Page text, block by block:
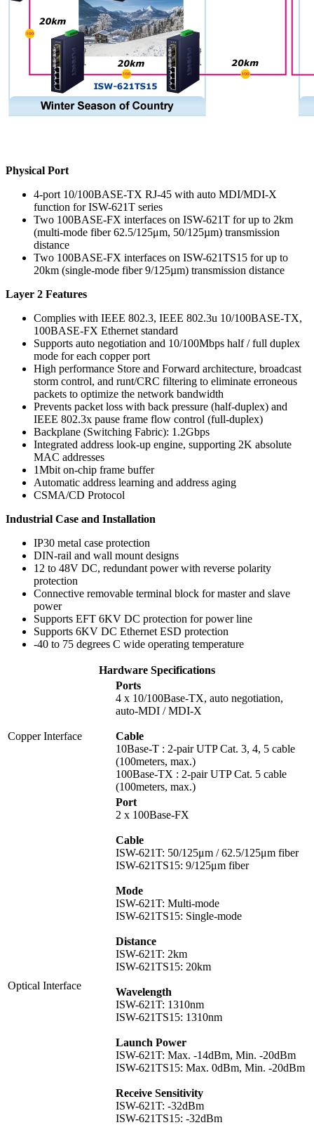
Physical Port
4-port 10/100BASE-TX RJ-45 with auto MDI/MDI-X
function for ISW-621T series
Two 100BASE-FX interfaces on ISW-621T for up to 2km
(multi-mode fiber 62.5/125μm, 50/125µm) transmission
distance
Two 100BASE-FX interfaces on ISW-621TS15 for up to
20km (single-mode fiber 9/125µm) transmission distance
Layer 2 Features
Complies with IEEE 802.3, IEEE 802.3u 10/100BASE-TX,
100BASE-FX Ethernet standard
Supports auto negotiation and 10/100Mbps half / full duplex
mode for each copper port
High performance Store and Forward architecture, broadcast
storm control, and runt/CRC filtering to eliminate erroneous
packets to optimize the network bandwidth
Prevents packet loss with back pressure (half-duplex) and
IEEE 802.3x pause frame flow control (full-duplex)
Backplane (Switching Fabric): 1.2Gbps
Integrated address look-up engine, supporting 2K absolute
MAC addresses
1Mbit on-chip frame buffer
Automatic address learning and address aging
CSMA/CD Protocol
Industrial Case and Installation
IP30 metal case protection
DIN-rail and wall mount designs
12 to 48V DC, redundant power with reverse polarity
protection
Connective removable terminal block for master and slave
power
Supports EFT 6KV DC protection for power line
Supports 6KV DC Ethernet ESD protection
-40 to 75 degrees C wide operating temperature
Hardware Specifications
Copper Interface
Ports
4 x 10/100Base-TX, auto negotiation,
auto-MDI / MDI-X
Cable
10Base-T : 2-pair UTP Cat. 3, 4, 5 cable
(100meters, max.)
100Base-TX : 2-pair UTP Cat. 5 cable
(100meters, max.)
Optical Interface
Port
2 x 100Base-FX
Cable
ISW-621T: 50/125μm / 62.5/125μm fiber
ISW-621TS15: 9/125μm fiber
Mode
ISW-621T: Multi-mode
ISW-621TS15: Single-mode
Distance
ISW-621T: 2km
ISW-621TS15: 20km
Wavelength
ISW-621T: 1310nm
ISW-621TS15: 1310nm
Launch Power
ISW-621T: Max. -14dBm, Min. -20dBm
ISW-621TS15: Max. 0dBm, Min. -20dBm
Receive Sensitivity
ISW-621T: -32dBm
ISW-621TS15: -32dBm